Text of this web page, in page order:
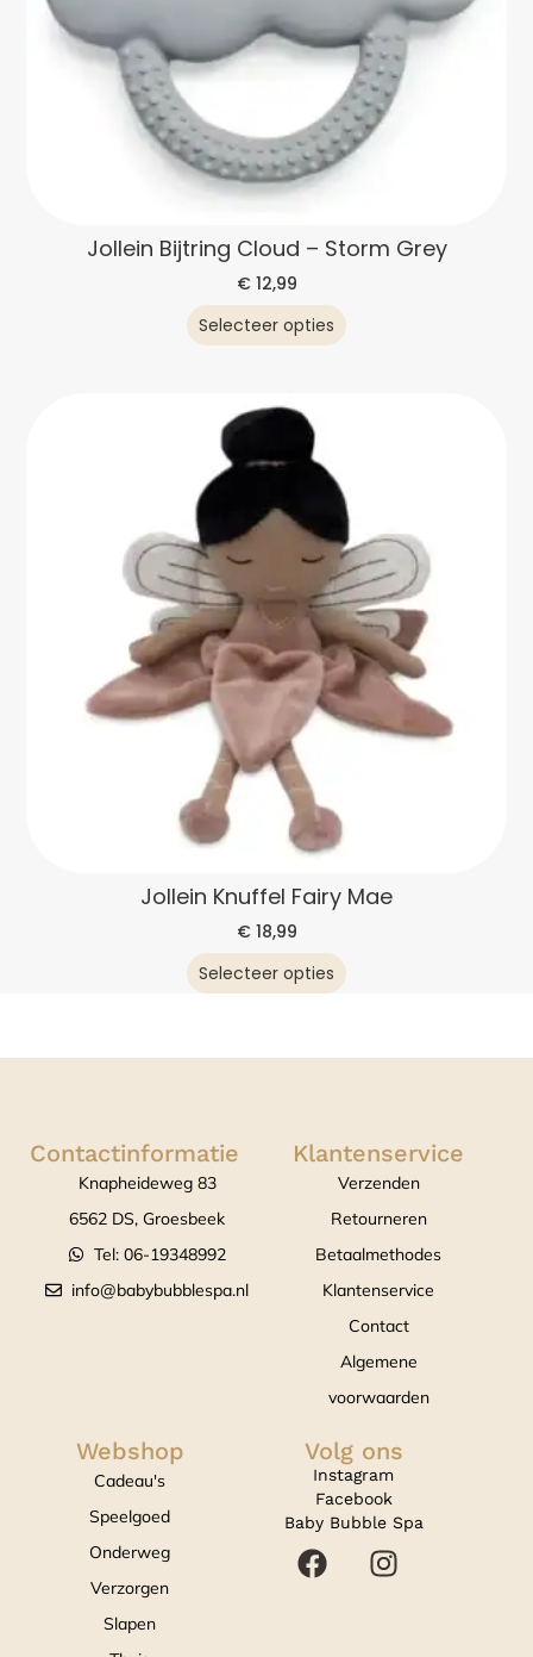
Jollein Bijtring Cloud – Storm Grey
€12,99
Selecteer opties
Jollein Knuffel Fairy Mae
€18,99
Selecteer opties
Contactinformatie
Knapheideweg 83
6562 DS, Groesbeek
Tel: 06-19348992
info@babybubblespa.nl
Klantenservice
Verzenden
Retourneren
Betaalmethodes
Klantenservice
Contact
Algemene
voorwaarden
Webshop
Cadeau's
Speelgoed
Onderweg
Verzorgen
Slapen
Volg ons
Instagram
Facebook
Baby Bubble Spa